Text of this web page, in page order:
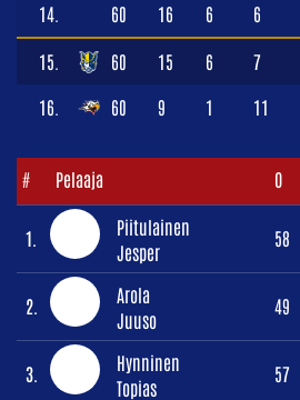
14. 60 16 6 6
15. 60 15 6 7
16. 60 9 1 11
# Pelaaja O
1.
Piitulainen
Jesper
58
2.
Arola
Juuso
49
3.
Hynninen
Topias
57